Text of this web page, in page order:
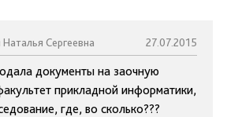
Сергеевна 27.07.2015
документы на заочную
прикладной информатики,
где, во сколько???